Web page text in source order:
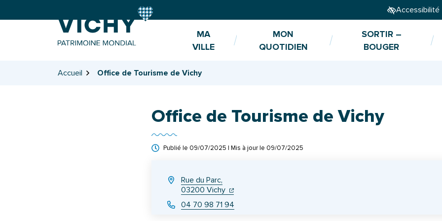
Accessibilité
MA
VILLE
MON
QUOTIDIEN
SORTIR –
BOUGER
Accueil Office de Tourisme de Vichy
Office de Tourisme de Vichy
Publié le 09/07/2025 | Mis à jour le 09/07/2025
Rue du Parc,
03200 Vichy (ouverture dans un nouvel onglet)
(ouverture dans un nouvel onglet)
04 70 98 71 94